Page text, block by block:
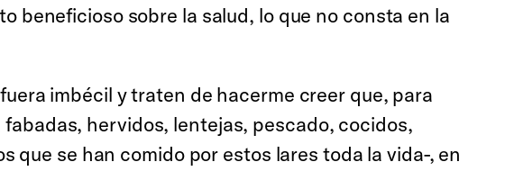
beneficioso sobre la salud, lo que no consta en la
imbécil y traten de hacerme creer que, para
hervidos, lentejas, pescado, cocidos,
que se han comido por estos lares toda la vida-, en